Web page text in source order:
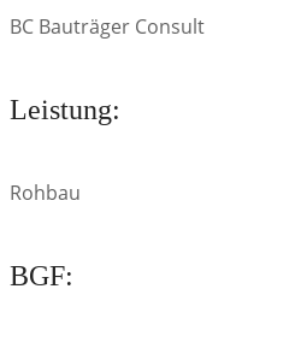
BC Bauträger Consult
Leistung:
Rohbau
BGF: